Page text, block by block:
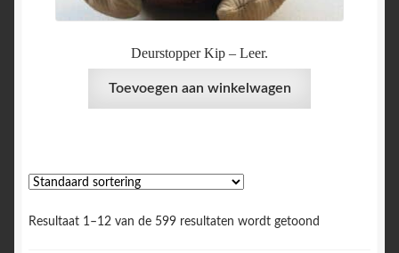
Deurstopper Kip – Leer.
Toevoegen aan winkelwagen
Resultaat 1–12 van de 599 resultaten wordt getoond